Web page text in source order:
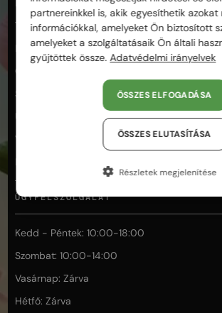
Kapcsolat és ügyfélszolgálat
Termékek és minőség
Fizetés és biztonság
Garancia és reklamáció
Segítség a választáshoz
Üzletünk és személyes vásárlás
Vásárlás és rendelés
Elállás
ÜGYFÉLSZOLGÁLAT
Kedd - Péntek: 10:00-18:00
Szombat: 10:00-14:00
Vasárnap: Zárva
Hétfő: Zárva
partnereinkkel is, akik egyesíthetik azokat
információkkal, amelyeket Ön biztosított
amelyeket a szolgáltatásaik Ön általi
gyűjtöttek össze. Adatvédelmi irányelvek
ÖSSZES ELFOGADÁSA
ÖSSZES ELUTASÍTÁSA
Részletek megjelenítése